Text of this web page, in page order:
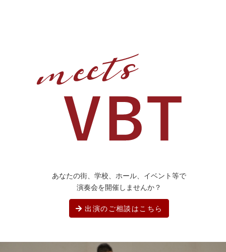
あなたの街、学校、ホール、イベント等で
演奏会を開催しませんか？
出演のご相談はこちら